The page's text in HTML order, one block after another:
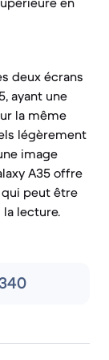
deux écrans
ayant une
la même
légèrement
image
A35 offre
peut être
lecture.